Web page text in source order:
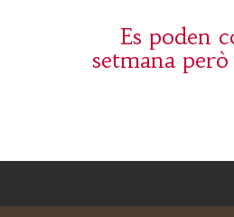
Es poden
setmana